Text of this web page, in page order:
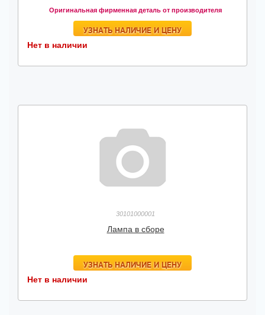
Оригинальная фирменная деталь от производителя
УЗНАТЬ НАЛИЧИЕ И ЦЕНУ
Нет в наличии
30101000001
Лампа в сборе
УЗНАТЬ НАЛИЧИЕ И ЦЕНУ
Нет в наличии